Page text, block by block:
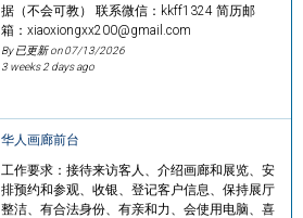
据（不会可教） 联系微信：kkff1324 简历邮
箱：xiaoxiongxx200@gmail.com
By 已更新 on07/13/2026
3 weeks 2 days ago
华人画廊前台
工作要求：接待来访客人、介绍画廊和展览、安
排预约和参观、收银、登记客户信息、保持展厅
整洁、有合法身份、有亲和力、会使用电脑、喜